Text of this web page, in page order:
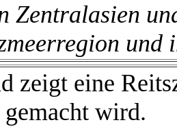
Zentralasien
zeigt eine
wird.